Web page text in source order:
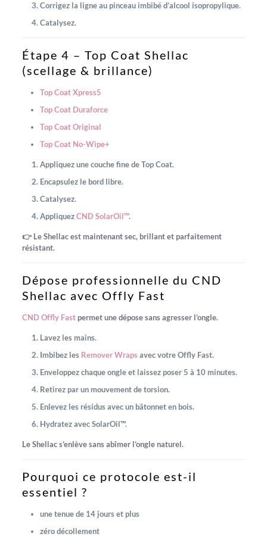
Corrigez la ligne au pinceau imbibé d’alcool isopropylique.
Catalysez.
Étape 4 – Top Coat Shellac
(scellage & brillance)
Top Coat Xpress5
Top Coat Duraforce
Top Coat Original
Top Coat No-Wipe+
Appliquez une couche fine de Top Coat.
Encapsulez le bord libre.
Catalysez.
AppliquezCND SolarOil™.
👉 Le Shellac est maintenant sec, brillant et parfaitement
résistant.
Dépose professionnelle du CND
Shellac avec Offly Fast
CND Offly Fastpermet une dépose sans agresser l’ongle.
Lavez les mains.
Imbibez les Remover Wraps avec votre Offly Fast.
Enveloppez chaque ongle et laissez poser 5 à 10 minutes.
Retirez par un mouvement de torsion.
Enlevez les résidus avec un bâtonnet en bois.
Hydratez avec SolarOil™.
Le Shellac s’enlève sans abîmer l’ongle naturel.
Pourquoi ce protocole est-il
essentiel ?
une tenue de 14 jours et plus
zéro décollement